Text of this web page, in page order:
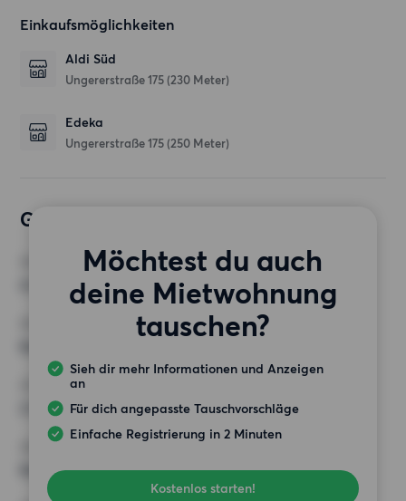
Einkaufsmöglichkeiten
Aldi Süd
Ungererstraße 175 (230 Meter)
Edeka
Ungererstraße 175 (250 Meter)
Gewünschte Wohnung
Möchtest du auch
deine Mietwohnung
tauschen?
Sieh dir mehr Informationen und Anzeigen
an
Für dich angepasste Tauschvorschläge
Einfache Registrierung in 2 Minuten
Kostenlos starten!
4 Zimmer
MINDESTANZAHL AN QUADRATMETERN
HÖCHSTMIETE (KALTMIETE)
2 000 EUR
Keine besonderen Anforderungen